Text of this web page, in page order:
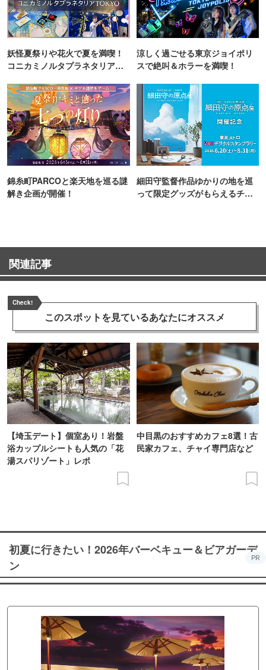
妖怪夏祭りや花火で夏を満喫！
コニカミノルタプラネタリア
涼しく過ごせる東京ジョイポリ
スで絶叫＆ホラーを満喫！
錦糸町PARCOと楽天地を巡る謎
解き企画が開催！
細田守監督作品ゆかりの地を巡
って限定グッズがもらえるチャ
関連記事
Check!
このスポットを見ているあなたにオススメ
【埼玉デート】個室あり！岩盤
浴カップルシートも人気の「花
湯スパリゾート」レポ
中目黒のおすすめカフェ8選！古
民家カフェ、チャイ専門店など
初夏に行きたい！2026年バーベキュー＆ビアガーデ
ン
PR